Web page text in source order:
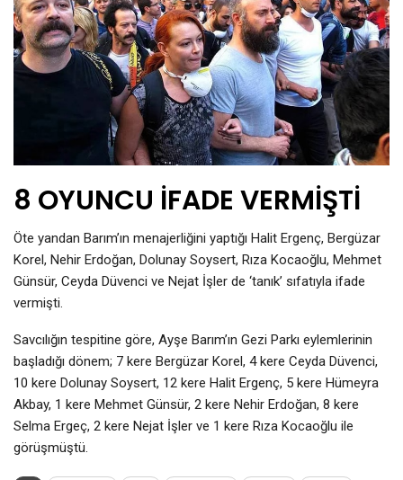
8 OYUNCU İFADE VERMİŞTİ
Öte yandan Barım’ın menajerliğini yaptığı Halit Ergenç, Bergüzar
Korel, Nehir Erdoğan, Dolunay Soysert, Rıza Kocaoğlu, Mehmet
Günsür, Ceyda Düvenci ve Nejat İşler de ‘tanık’ sıfatıyla ifade
vermişti.
Savcılığın tespitine göre, Ayşe Barım’ın Gezi Parkı eylemlerinin
başladığı dönem; 7 kere Bergüzar Korel, 4 kere Ceyda Düvenci,
10 kere Dolunay Soysert, 12 kere Halit Ergenç, 5 kere Hümeyra
Akbay, 1 kere Mehmet Günsür, 2 kere Nehir Erdoğan, 8 kere
Selma Ergeç, 2 kere Nejat İşler ve 1 kere Rıza Kocaoğlu ile
görüşmüştü.